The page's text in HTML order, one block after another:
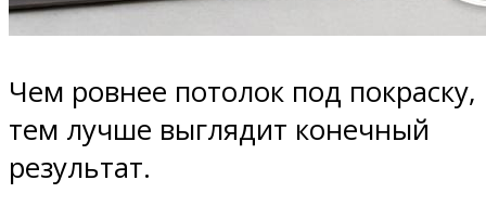
Чем ровнее потолок под покраску,
тем лучше выглядит конечный
результат.